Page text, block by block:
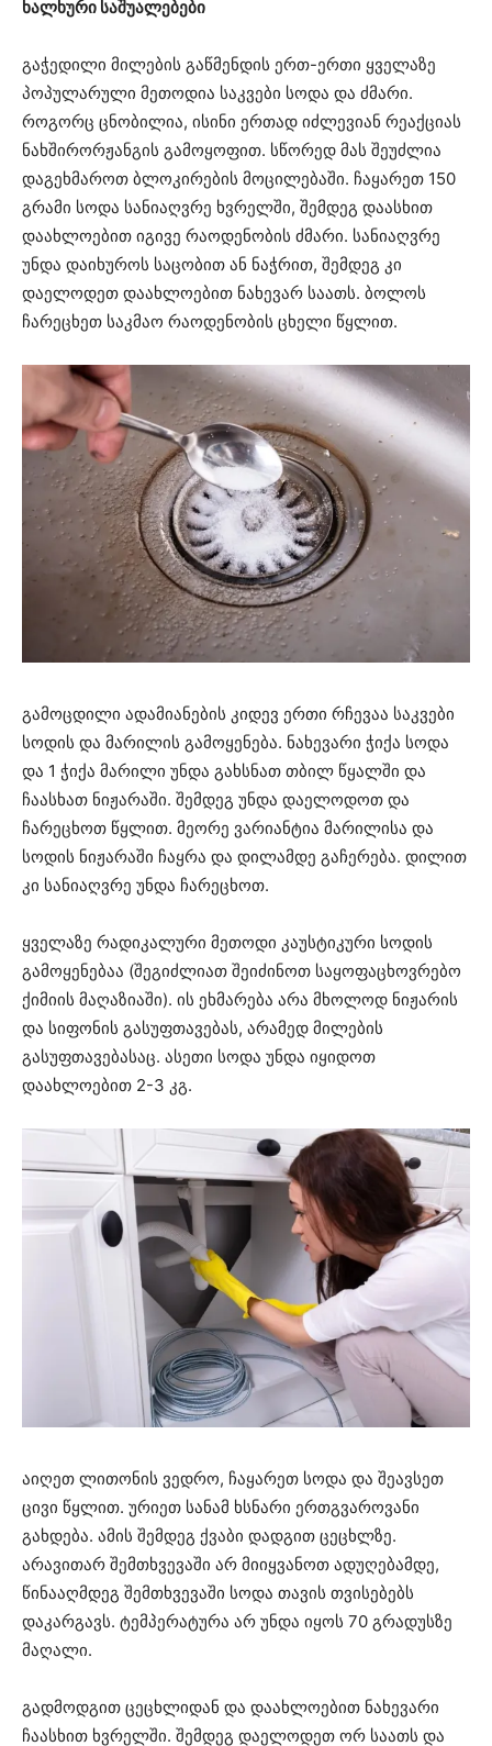
ხალხური საშუალებები
გაჭედილი მილების გაწმენდის ერთ-ერთი ყველაზე
პოპულარული მეთოდია საკვები სოდა და ძმარი.
როგორც ცნობილია, ისინი ერთად იძლევიან რეაქციას
ნახშირორჟანგის გამოყოფით. სწორედ მას შეუძლია
დაგეხმაროთ ბლოკირების მოცილებაში. ჩაყარეთ 150
გრამი სოდა სანიაღვრე ხვრელში, შემდეგ დაასხით
დაახლოებით იგივე რაოდენობის ძმარი. სანიაღვრე
უნდა დაიხუროს საცობით ან ნაჭრით, შემდეგ კი
დაელოდეთ დაახლოებით ნახევარ საათს. ბოლოს
ჩარეცხეთ საკმაო რაოდენობის ცხელი წყლით.
გამოცდილი ადამიანების კიდევ ერთი რჩევაა საკვები
სოდის და მარილის გამოყენება. ნახევარი ჭიქა სოდა
და 1 ჭიქა მარილი უნდა გახსნათ თბილ წყალში და
ჩაასხათ ნიჟარაში. შემდეგ უნდა დაელოდოთ და
ჩარეცხოთ წყლით. მეორე ვარიანტია მარილისა და
სოდის ნიჟარაში ჩაყრა და დილამდე გაჩერება. დილით
კი სანიაღვრე უნდა ჩარეცხოთ.
ყველაზე რადიკალური მეთოდი კაუსტიკური სოდის
გამოყენებაა (შეგიძლიათ შეიძინოთ საყოფაცხოვრებო
ქიმიის მაღაზიაში). ის ეხმარება არა მხოლოდ ნიჟარის
და სიფონის გასუფთავებას, არამედ მილების
გასუფთავებასაც. ასეთი სოდა უნდა იყიდოთ
დაახლოებით 2-3 კგ.
აიღეთ ლითონის ვედრო, ჩაყარეთ სოდა და შეავსეთ
ცივი წყლით. ურიეთ სანამ ხსნარი ერთგვაროვანი
გახდება. ამის შემდეგ ქვაბი დადგით ცეცხლზე.
არავითარ შემთხვევაში არ მიიყვანოთ ადუღებამდე,
წინააღმდეგ შემთხვევაში სოდა თავის თვისებებს
დაკარგავს. ტემპერატურა არ უნდა იყოს 70 გრადუსზე
მაღალი.
გადმოდგით ცეცხლიდან და დაახლოებით ნახევარი
ჩაასხით ხვრელში. შემდეგ დაელოდეთ ორ საათს და